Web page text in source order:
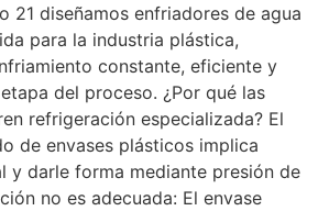
21 diseñamos enfriadores de agua
para la industria plástica,
constante, eficiente y
del proceso. ¿Por qué las
refrigeración especializada? El
de envases plásticos implica
y darle forma mediante presión de
no es adecuada: El envase